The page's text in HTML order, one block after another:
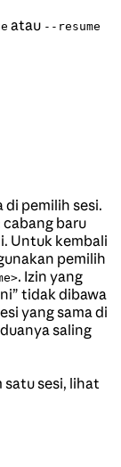
atau --resume
pemilih sesi.
cabang baru
Untuk kembali
pemilih
. Izin yang
tidak dibawa
yang sama di
saling
sesi, lihat